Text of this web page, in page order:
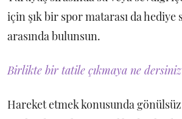
için şık bir spor matarası da hediye
arasında bulunsun.
Birlikte bir tatile çıkmaya ne
Hareket etmek konusunda